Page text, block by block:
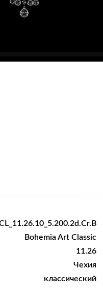
Bohemia Art Classic
11.26
Чехия
классический